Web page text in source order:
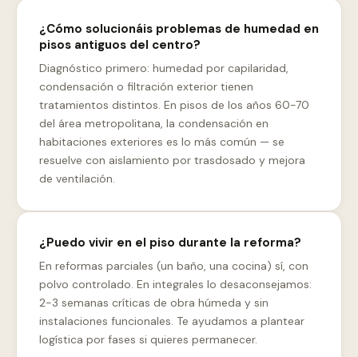
¿Cómo solucionáis problemas de humedad en
pisos antiguos del centro?
Diagnóstico primero: humedad por capilaridad,
condensación o filtración exterior tienen
tratamientos distintos. En pisos de los años 60-70
del área metropolitana, la condensación en
habitaciones exteriores es lo más común — se
resuelve con aislamiento por trasdosado y mejora
de ventilación.
¿Puedo vivir en el piso durante la reforma?
En reformas parciales (un baño, una cocina) sí, con
polvo controlado. En integrales lo desaconsejamos:
2-3 semanas críticas de obra húmeda y sin
instalaciones funcionales. Te ayudamos a plantear
logística por fases si quieres permanecer.